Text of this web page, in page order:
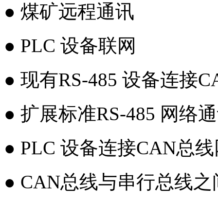
● 煤矿远程通讯
● PLC 设备联网
● 现有RS-485 设备连接
● 扩展标准RS-485 网络
● PLC 设备连接CAN总
● CAN总线与串行总线